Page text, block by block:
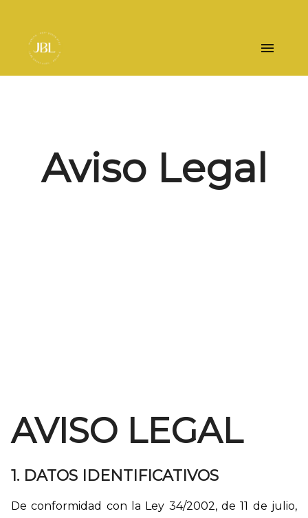
Aviso Legal
AVISO LEGAL
1. DATOS IDENTIFICATIVOS
De conformidad con la Ley 34/2002, de 11 de julio,